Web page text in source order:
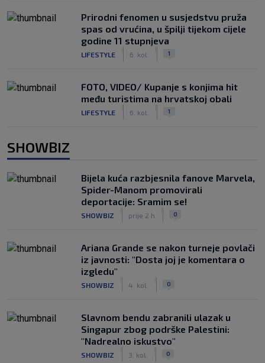
Prirodni fenomen u susjedstvu pruža
spas od vrućina, u špilji tijekom cijele
godine 11 stupnjeva
LIFESTYLE 6. kol. 1
FOTO, VIDEO/ Kupanje s konjima hit
među turistima na hrvatskoj obali
LIFESTYLE 6. kol. 1
SHOWBIZ
Bijela kuća razbjesnila fanove Marvela,
Spider-Manom promovirali
deportacije: Sramim se!
SHOWBIZ prije 2 h 0
Ariana Grande se nakon turneje povlači
iz javnosti: "Dosta joj je komentara o
izgledu"
SHOWBIZ 4. kol. 0
Slavnom bendu zabranili ulazak u
Singapur zbog podrške Palestini:
"Nadrealno iskustvo"
SHOWBIZ 3. kol. 0